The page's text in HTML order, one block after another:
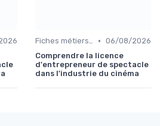
Fiches métiers du plateau • 06/08/2026
Comprendre la licence
d'entrepreneur de spectacle
dans l'industrie du cinéma